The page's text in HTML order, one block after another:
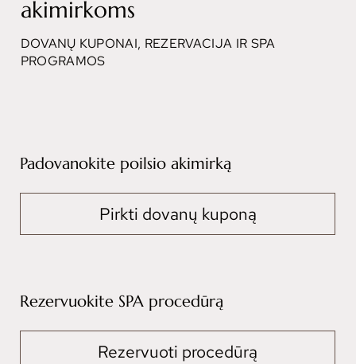
akimirkoms
DOVANŲ KUPONAI, REZERVACIJA IR SPA
PROGRAMOS
Padovanokite poilsio akimirką
Pirkti dovanų kuponą
Rezervuokite SPA procedūrą
Rezervuoti procedūrą